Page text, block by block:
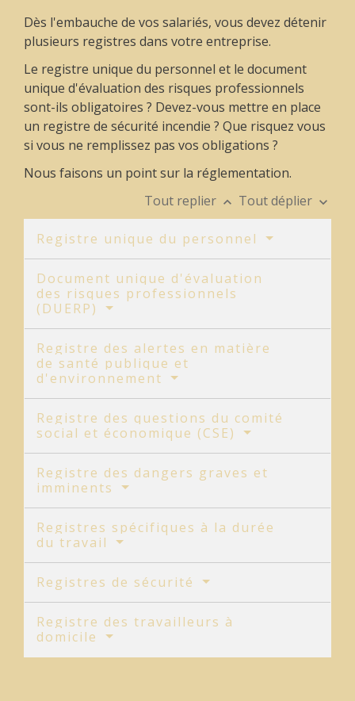
Dès l'embauche de vos salariés, vous devez détenir
plusieurs registres dans votre entreprise.
Le registre unique du personnel et le document
unique d'évaluation des risques professionnels
sont-ils obligatoires ? Devez-vous mettre en place
un registre de sécurité incendie ? Que risquez vous
si vous ne remplissez pas vos obligations ?
Nous faisons un point sur la réglementation.
Tout replier keyboard_arrow_up Tout déplier keyboard_arrow_down
Registre unique du personnel
Document unique d'évaluation
des risques professionnels
(DUERP)
Registre des alertes en matière
de santé publique et
d'environnement
Registre des questions du comité
social et économique (CSE)
Registre des dangers graves et
imminents
Registres spécifiques à la durée
du travail
Registres de sécurité
Registre des travailleurs à
domicile